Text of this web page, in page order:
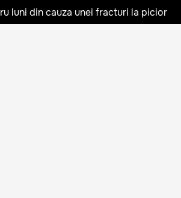
luni din cauza unei fracturi la picior